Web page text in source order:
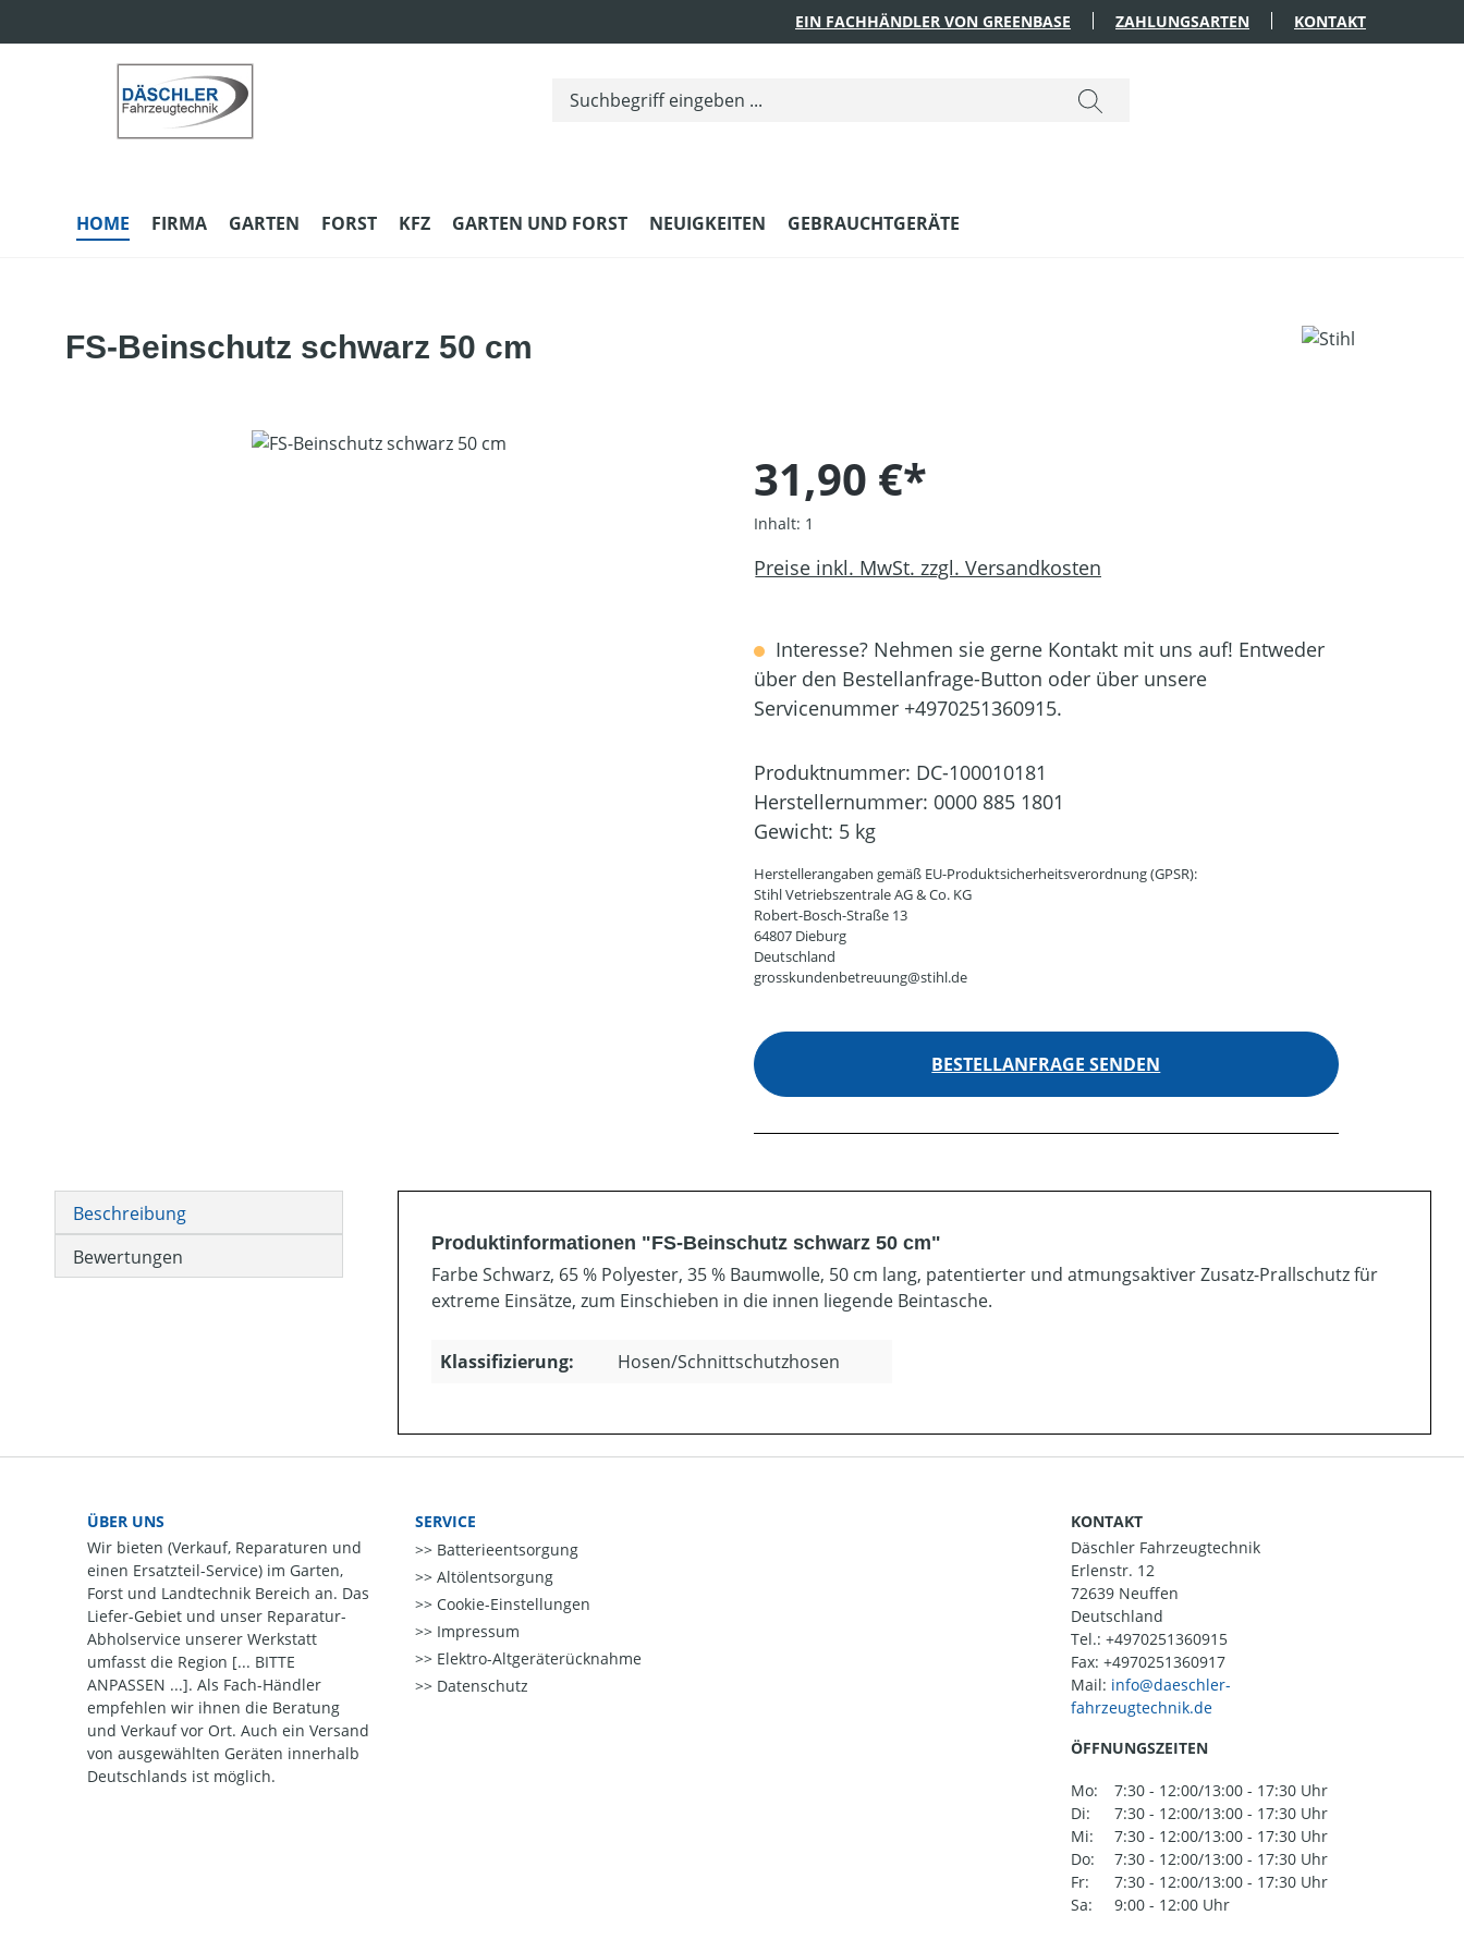
EIN FACHHÄNDLER VON GREENBASE ZAHLUNGSARTEN KONTAKT
HOME FIRMA GARTEN FORST KFZ GARTEN UND FORST NEUIGKEITEN GEBRAUCHTGERÄTE
FS-Beinschutz schwarz 50 cm
Bildergalerie überspringen
31,90 €*
Inhalt: 1
Preise inkl. MwSt. zzgl. Versandkosten
Interesse? Nehmen sie gerne Kontakt mit uns auf! Entweder
über den Bestellanfrage-Button oder über unsere
Servicenummer +4970251360915.
Produktnummer: DC-100010181
Herstellernummer: 0000 885 1801
Gewicht: 5 kg
Herstellerangaben gemäß EU-Produktsicherheitsverordnung (GPSR):
Stihl Vetriebszentrale AG & Co. KG
Robert-Bosch-Straße 13
64807 Dieburg
Deutschland
grosskundenbetreuung@stihl.de
BESTELLANFRAGE SENDEN
Beschreibung
Bewertungen
Produktinformationen "FS-Beinschutz schwarz 50 cm"
Farbe Schwarz, 65 % Polyester, 35 % Baumwolle, 50 cm lang, patentierter und atmungsaktiver Zusatz-Prallschutz für
extreme Einsätze, zum Einschieben in die innen liegende Beintasche.
Klassifizierung: Hosen/Schnittschutzhosen
ÜBER UNS
Wir bieten (Verkauf, Reparaturen und
einen Ersatzteil-Service) im Garten,
Forst und Landtechnik Bereich an. Das
Liefer-Gebiet und unser Reparatur-
Abholservice unserer Werkstatt
umfasst die Region [... BITTE
ANPASSEN ...]. Als Fach-Händler
empfehlen wir ihnen die Beratung
und Verkauf vor Ort. Auch ein Versand
von ausgewählten Geräten innerhalb
Deutschlands ist möglich.
SERVICE
Batterieentsorgung
Altölentsorgung
Cookie-Einstellungen
Impressum
Elektro-Altgeräterücknahme
Datenschutz
KONTAKT
Däschler Fahrzeugtechnik
Erlenstr. 12
72639 Neuffen
Deutschland
Tel.: +4970251360915
Fax: +4970251360917
Mail:
ÖFFNUNGSZEITEN
Mo:
7:30 - 12:00/13:00 - 17:30 Uhr
Di:
7:30 - 12:00/13:00 - 17:30 Uhr
Mi:
7:30 - 12:00/13:00 - 17:30 Uhr
Do:
7:30 - 12:00/13:00 - 17:30 Uhr
Fr:
7:30 - 12:00/13:00 - 17:30 Uhr
Sa:
9:00 - 12:00 Uhr